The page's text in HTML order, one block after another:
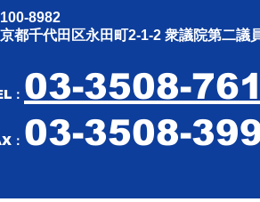
8982
都千代田区永田町2-1-2 衆議院第二議
： 03-3508-
： 03-3508-